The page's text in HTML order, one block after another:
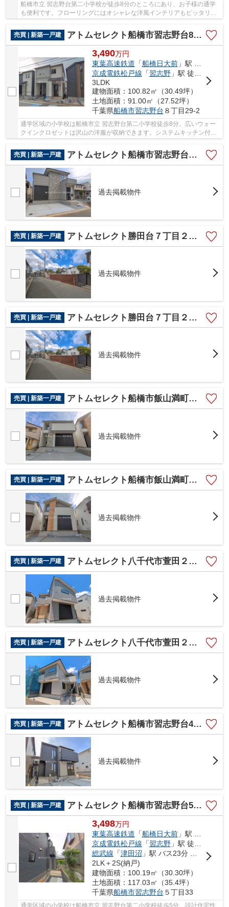
船橋市立 習志野台第二小学校が徒歩8分のところにあり、お子様の通学
も便利です。フローリングにはオシャレな洋風インテリアもピッタリで
売買 | 新築一戸建
アトムセレクト船橋市習志野台8丁目1905番B号棟
3,490万円
東葉高速鉄道 「船橋日大前」駅 徒歩18分
京成電鉄松戸線 「習志野」駅 徒歩22分
3LDK
建物面積：100.82㎡（30.49坪）
土地面積：91.00㎡（27.52坪）
千葉県船橋市習志野台 ８丁目29-2
通学区域の小学校は船橋市立 習志野台第二小学校徒歩8分。広いウォー
クインクロゼットは沢山の洋服が収納できます。システムキッチン付き
売買 | 新築一戸建
アトムセレクト船橋市習志野台１９期２号棟
過去掲載物件
売買 | 新築一戸建 アトムセレクト勝田台７丁目２５番A号棟
過去掲載物件
売買 | 新築一戸建 アトムセレクト勝田台７丁目２５番B号棟
過去掲載物件
売買 | 新築一戸建 アトムセレクト船橋市飯山満町８期1号棟
過去掲載物件
売買 | 新築一戸建 アトムセレクト船橋市飯山満町８期２号棟
過去掲載物件
売買 | 新築一戸建 アトムセレクト八千代市萱田２期 １号棟
過去掲載物件
売買 | 新築一戸建 アトムセレクト八千代市萱田２期２号棟
過去掲載物件
売買 | 新築一戸建 アトムセレクト船橋市習志野台4710 1棟1号棟
過去掲載物件
売買 | 新築一戸建 アトムセレクト船橋市習志野台5丁目 3号棟
3,498万円
東葉高速鉄道 「船橋日大前」駅 徒歩18分
京成電鉄松戸線 「習志野」駅 徒歩18分
総武線 「津田沼 」駅 バス23分 「千葉日大一高」 停歩2分
2LK＋2S(納戸)
建物面積：100.19㎡（30.30坪）
土地面積：117.03㎡（35.4坪）
千葉県船橋市習志野台 ５丁目33
通学区域の小学校は船橋市立 習志野台第二小学校徒歩5分。設計住宅性